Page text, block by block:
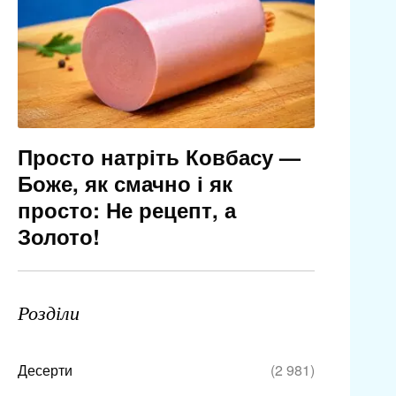
Просто натріть Ковбасу —
Боже, як смачно і як
просто: Не рецепт, а
Золото!
Розділи
Десерти
(2 981)